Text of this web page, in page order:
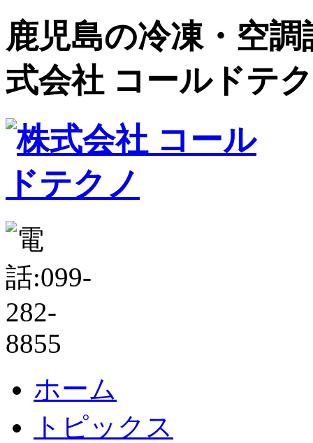
鹿児島の冷凍・空
式会社 コールドテ
ホーム
トピックス